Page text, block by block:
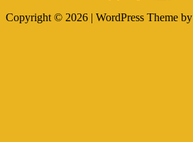
Copyright © 2026 | WordPress Theme by